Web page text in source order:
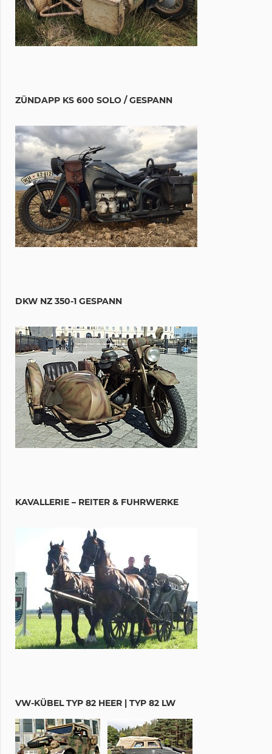
ZÜNDAPP KS 600 SOLO / GESPANN
DKW NZ 350-1 GESPANN
KAVALLERIE – REITER & FUHRWERKE
VW-KÜBEL TYP 82 HEER | TYP 82 LW